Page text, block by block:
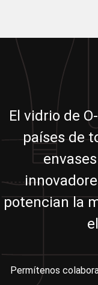
El vidrio de
países de
potencian la
Permítenos